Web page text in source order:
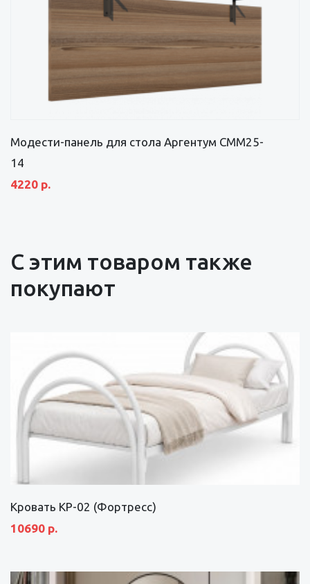
Модести-панель для стола Аргентум СММ25-
14
4220 р.
С этим товаром также
покупают
Кровать КР-02 (Фортресс)
10690 р.